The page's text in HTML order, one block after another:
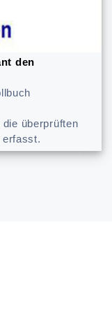
den
überprüften
erfasst.